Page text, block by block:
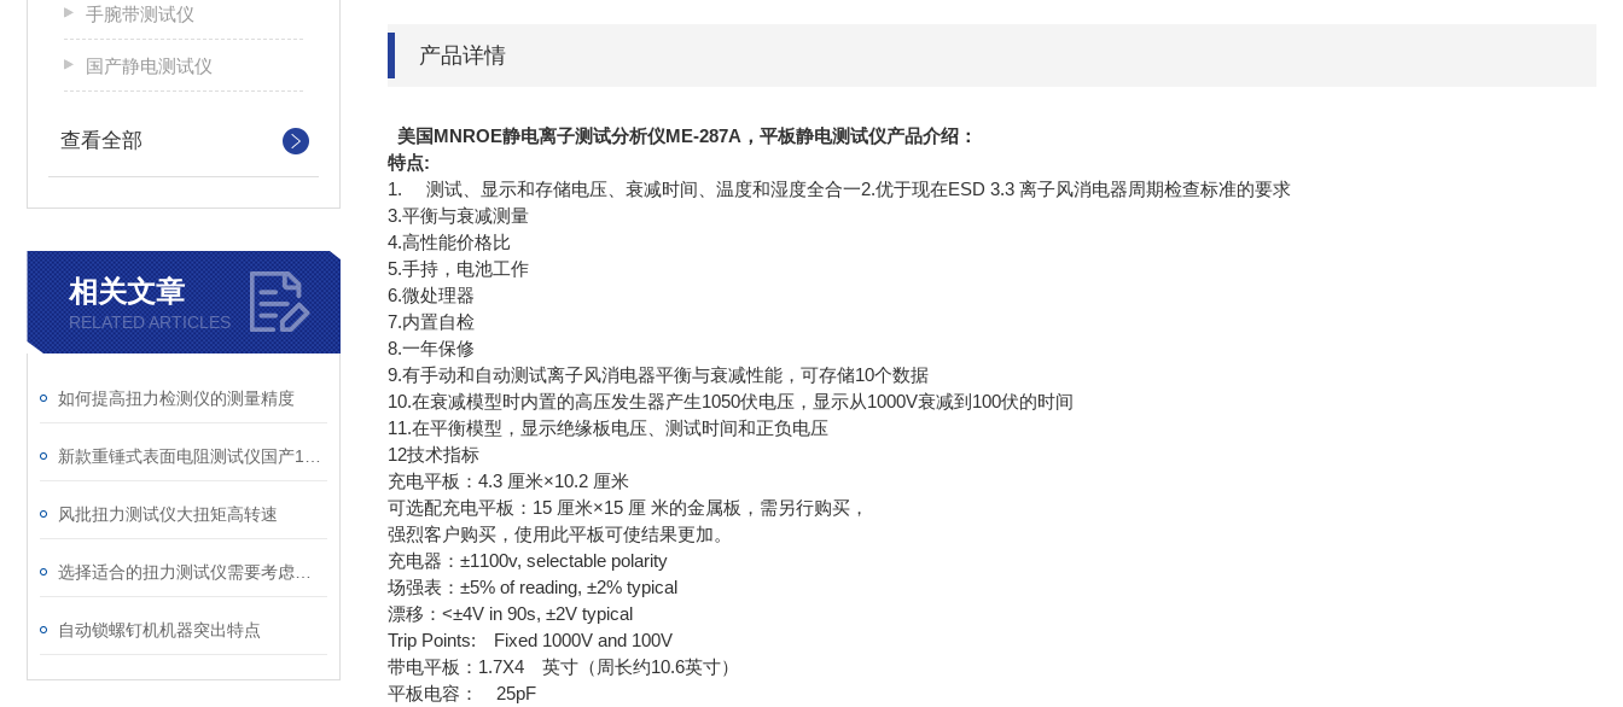
手腕带测试仪
国产静电测试仪
查看全部
相关文章
RELATED ARTICLES
如何提高扭力检测仪的测量精度
风批扭力测试仪大扭矩高转速
自动锁螺钉机机器突出特点
产品详情
美国MNROE静电离子测试分析仪ME-287A，平板静电测试仪产品介绍：
特点:
1. 测试、显示和存储电压、衰减时间、温度和湿度全合一2.优于现在ESD 3.3 离子风消电器周期检查标准的要求
3.平衡与衰减测量
4.高性能价格比
5.手持，电池工作
6.微处理器
7.内置自检
8.一年保修
9.有手动和自动测试离子风消电器平衡与衰减性能，可存储10个数据
10.在衰减模型时内置的高压发生器产生1050伏电压，显示从1000V衰减到100伏的时间
11.在平衡模型，显示绝缘板电压、测试时间和正负电压
12技术指标
充电平板：4.3 厘米×10.2 厘米
可选配充电平板：15 厘米×15 厘 米的金属板，需另行购买，
强烈客户购买，使用此平板可使结果更加。
充电器：±1100v, selectable polarity
场强表：±5% of reading, ±2% typical
漂移：<±4V in 90s, ±2V typical
Trip Points: Fixed 1000V and 100V
带电平板：1.7X4 英寸（周长约10.6英寸）
平板电容： 25pF